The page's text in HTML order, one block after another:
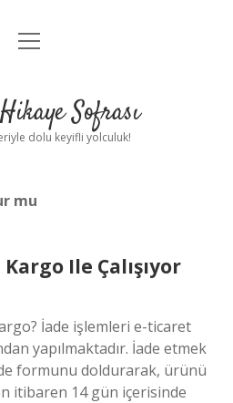
Anasayfa
Uyarı
menüyü
Sofrası
dolu keyifli yolculuk!
mu
Ile Çalışıyor
İade işlemleri e-ticaret
yapılmaktadır. İade etmek
formunu doldurarak, ürünü
itibaren 14 gün içerisinde